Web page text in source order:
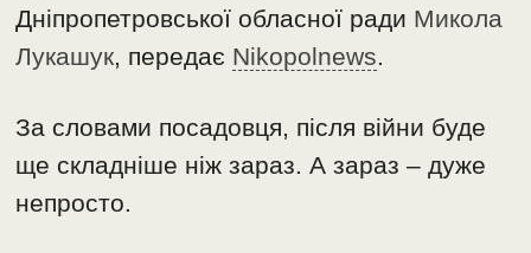
Дніпропетровської обласної ради Микола
Лукашук, передає Nikopolnews.
За словами посадовця, після війни буде
ще складніше ніж зараз. А зараз – дуже
непросто.